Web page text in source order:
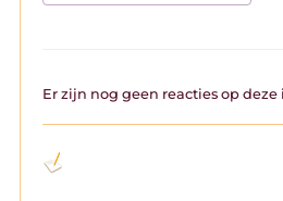
Er zijn nog geen reacties op